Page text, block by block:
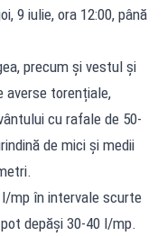
9 iulie, ora 12:00, până
precum și vestul și
averse torențiale,
cu rafale de 50-
de mici și medii
l/mp în intervale scurte
depăși 30-40 l/mp.